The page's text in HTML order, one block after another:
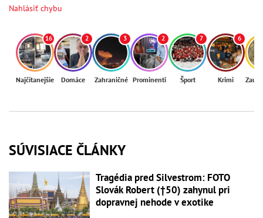
Nahlásiť chybu
16
Najčítanejšie
2
Domáce
3
Zahraničné
2
Prominenti
7
Šport
6
Krimi
SÚVISIACE ČLÁNKY
Tragédia pred Silvestrom: FOTO
Slovák Robert (†50) zahynul pri
dopravnej nehode v exotike